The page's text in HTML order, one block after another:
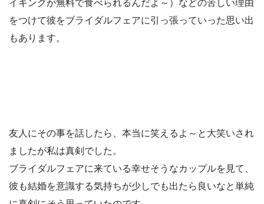
イキングが無料で食べられるんだよ～）などの苦しい理由
をつけて彼をブライダルフェアに引っ張っていった思い出
もあります。
友人にその事を話したら、本当に笑えるよ～と大笑いされ
ましたが私は真剣でした。
ブライダルフェアに来ている幸せそうなカップルを見て、
彼も結婚を意識する気持ちが少しでも出たら良いなと単純